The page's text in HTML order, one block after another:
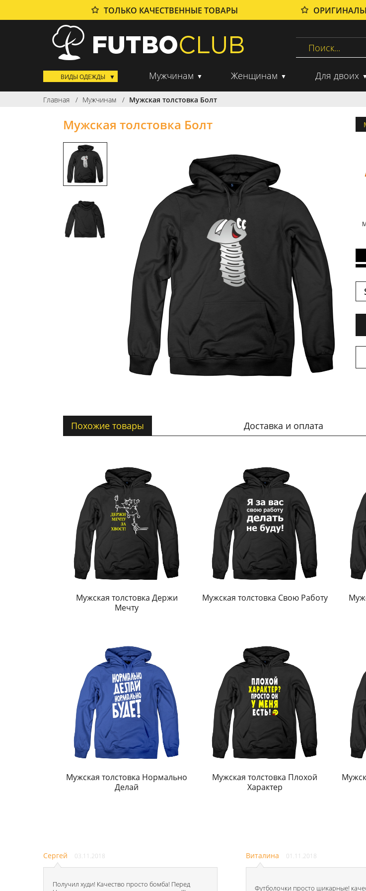
ТОЛЬКО КАЧЕСТВЕННЫЕ ТОВАРЫ
ВИДЫ ОДЕЖДЫ Мужчинам Женщинам Для двоих
Главная Мужчинам Мужская толстовка Болт
Мужская толстовка Болт
Похожие товары Доставка и оплата
Мужская толстовка Держи
Мечту
Мужская толстовка Свою Работу
Мужская толстовка Нормально
Делай
Мужская толстовка Плохой
Характер
Сергей 03.11.2018
Получил худи! Качество просто бомба! Перед
Виталина 01.11.2018
Футболочки просто шикарные!